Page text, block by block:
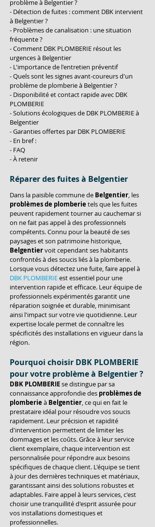
problème à Belgentier ?
- Détection de fuites : comment DBK intervient
à Belgentier ?
- Problèmes de canalisation : une situation
fréquente ?
- Comment DBK PLOMBERIE résout les
urgences à Belgentier
- L'importance de l'entretien préventif
- Quels sont les signes avant-coureurs d'un
problème de plomberie à Belgentier ?
- Disponibilité et contact rapide avec DBK
PLOMBERIE
- Solutions écologiques de DBK PLOMBERIE à
Belgentier
- Garanties offertes par DBK PLOMBERIE
- En bref :
- FAQ
- À retenir
Réparer des fuites à Belgentier
Dans la paisible commune de Belgentier, les
problèmes de plomberie tels que les fuites
peuvent rapidement tourner au cauchemar si
on ne fait pas appel à des professionnels
compétents. Connu pour la beauté de ses
paysages et son patrimoine historique,
Belgentier voit cependant ses habitants
confrontés à des soucis liés à la plomberie.
Lorsque vous détectez une fuite, faire appel à
DBK PLOMBERIE est essentiel pour une
intervention rapide et efficace. Leur équipe de
professionnels expérimentés garantit une
réparation soignée et durable, minimisant
ainsi l'impact sur votre vie quotidienne. Leur
expertise locale permet de connaître les
spécificités des installations en vigueur dans la
région.
Pourquoi choisir DBK PLOMBERIE
pour votre problème à Belgentier ?
DBK PLOMBERIE se distingue par sa
connaissance approfondie des problèmes de
plomberie à Belgentier, ce qui en fait le
prestataire idéal pour résoudre vos soucis
rapidement. Leur précision et rapidité
d'intervention permettent de limiter les
dommages et les coûts. Grâce à leur service
client exemplaire, chaque intervention est
personnalisée pour répondre aux besoins
spécifiques de chaque client. L'équipe se tient
à jour des dernières techniques et matériaux,
garantissant ainsi des solutions robustes et
adaptables. Faire appel à leurs services, c'est
choisir une tranquillité d'esprit assurée pour
vos installations domestiques et
professionnelles.